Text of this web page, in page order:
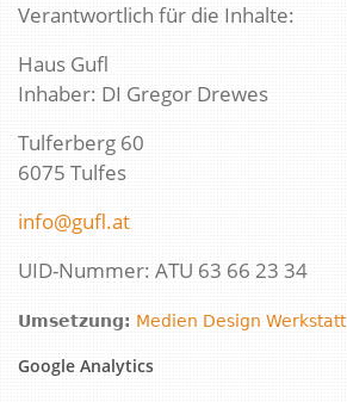
Verantwortlich für die Inhalte:
Haus Gufl
Inhaber: DI Gregor Drewes
Tulferberg 60
6075 Tulfes
info@gufl.at
UID-Nummer: ATU 63 66 23 34
Umsetzung: Medien Design Werkstatt
Google Analytics